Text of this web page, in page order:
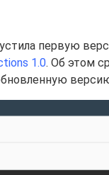
первую
1.0. Об этом